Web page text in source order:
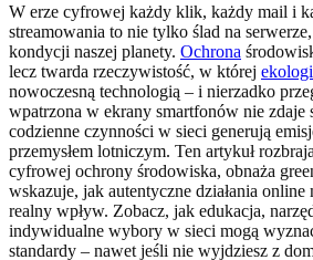
W erze cyfrowej każdy klik, każdy mail i
streamowania to nie tylko ślad na
kondycji naszej planety. Ochrona
lecz twarda rzeczywistość, w której
nowoczesną technologią – i nierzadko
wpatrzona w ekrany smartfonów nie zdaje
codzienne czynności w sieci generują
przemysłem lotniczym. Ten artykuł
cyfrowej ochrony środowiska, obnaża
wskazuje, jak autentyczne działania online
realny wpływ. Zobacz, jak edukacja,
indywidualne wybory w sieci mogą
standardy – nawet jeśli nie wyjdziesz z